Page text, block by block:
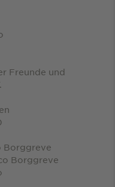
Freunde und
Borggreve
Borggreve